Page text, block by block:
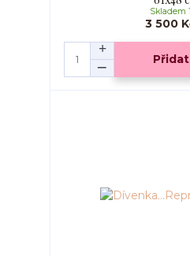
3 500
Skladem